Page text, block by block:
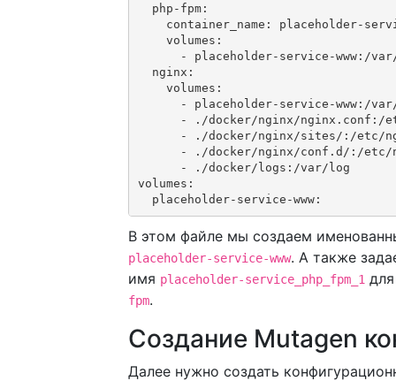
  php-fpm:
container_name: placeholder-
    volumes:
- placeholder-service-www:/
  nginx:
    volumes:
- placeholder-service-www:/
- ./docker/nginx/nginx.conf:/
- ./docker/nginx/sites/:/etc/
- ./docker/nginx/conf.d/:/etc/
      - ./docker/logs:/var/log
volumes:
  placeholder-service-www:
В этом файле мы создаем
placeholder-service-www. А также
имя placeholder-service_php_fpm_1
fpm.
Создание Mutagen
Далее нужно создать